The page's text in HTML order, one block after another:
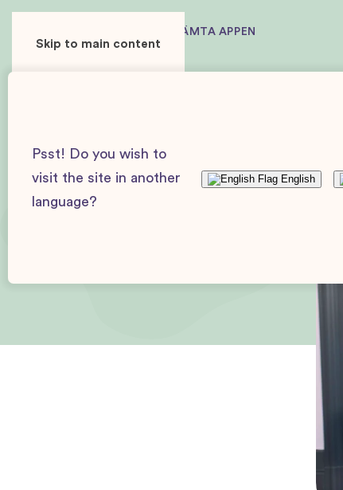
Skip to main content
HÄMTA APPEN
Psst! Do you wish to
visit the site in another
language?
English